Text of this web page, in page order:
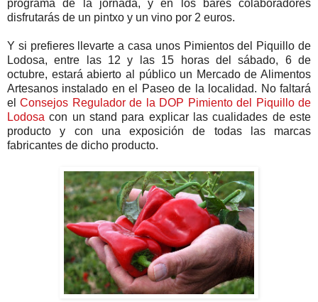
programa de la jornada, y en los bares colaboradores
disfrutarás de un pintxo y un vino por 2 euros.
Y si prefieres llevarte a casa unos Pimientos del Piquillo de
Lodosa, entre las 12 y las 15 horas del sábado, 6 de
octubre, estará abierto al público un Mercado de Alimentos
Artesanos instalado en el Paseo de la localidad. No faltará
elConsejos Regulador de la DOP Pimiento del Piquillo de
Lodosa con un stand para explicar las cualidades de este
producto y con una exposición de todas las marcas
fabricantes de dicho producto.